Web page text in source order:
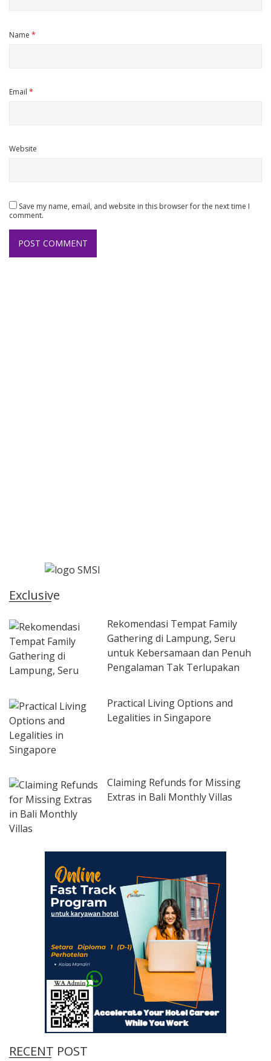
Name *
Email *
Website
Save my name, email, and website in this browser for the next time I
comment.
Exclusive
Rekomendasi Tempat Family
Gathering di Lampung, Seru
untuk Kebersamaan dan Penuh
Pengalaman Tak Terlupakan
Practical Living Options and
Legalities in Singapore
Claiming Refunds for Missing
Extras in Bali Monthly Villas
RECENT POST